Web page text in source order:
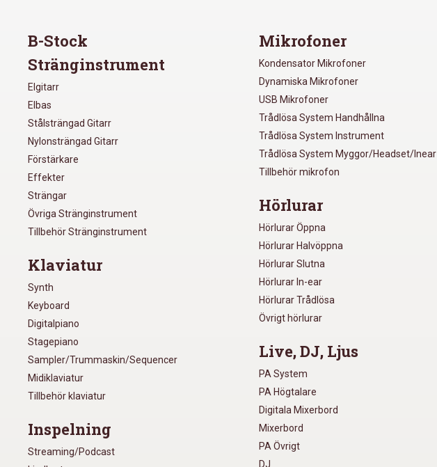
B-Stock
Stränginstrument
Elgitarr
Elbas
Stålsträngad Gitarr
Nylonsträngad Gitarr
Förstärkare
Effekter
Strängar
Övriga Stränginstrument
Tillbehör Stränginstrument
Klaviatur
Synth
Keyboard
Digitalpiano
Stagepiano
Sampler/Trummaskin/Sequencer
Midiklaviatur
Tillbehör klaviatur
Inspelning
Streaming/Podcast
Mikrofoner
Kondensator Mikrofoner
Dynamiska Mikrofoner
USB Mikrofoner
Trådlösa System Handhållna
Trådlösa System Instrument
Trådlösa System Myggor/Headset/Inear
Tillbehör mikrofon
Hörlurar
Hörlurar Öppna
Hörlurar Halvöppna
Hörlurar Slutna
Hörlurar In-ear
Hörlurar Trådlösa
Övrigt hörlurar
Live, DJ, Ljus
PA System
PA Högtalare
Digitala Mixerbord
Mixerbord
PA Övrigt
DJ